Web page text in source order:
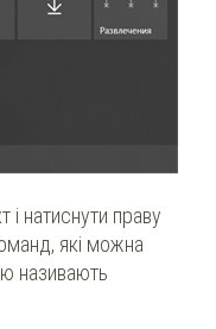
і натиснути праву
які можна
називають